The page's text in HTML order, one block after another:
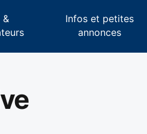
&
Infos et petites
annonces